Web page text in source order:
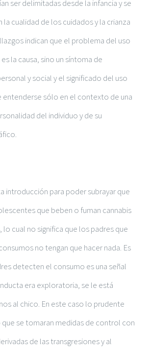
ser delimitadas desde la infancia y se
la cualidad de los cuidados y la crianza
indican que el problema del uso
la causa, sino un síntoma de
y social y el significado del uso
entenderse sólo en el contexto de una
del individuo y de su
introducción para poder subrayar que
que beben o fuman cannabis
lo cual no significa que los padres que
no tengan que hacer nada. Es
detecten el consumo es una señal
era exploratoria, se le está
al chico. En este caso lo prudente
que se tomaran medidas de control con
de las transgresiones y al